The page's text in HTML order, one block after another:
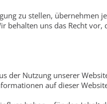
zu stellen, übernehmen
uns das Recht
Nutzung unserer
auf dieser